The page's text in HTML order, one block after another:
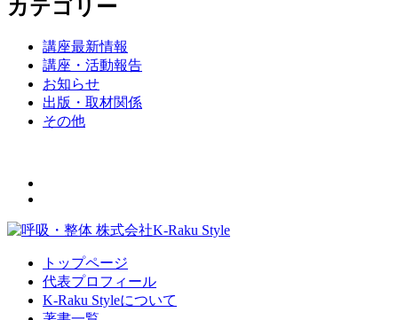
カテゴリー
講座最新情報
講座・活動報告
お知らせ
出版・取材関係
その他
トップページ
代表プロフィール
K-Raku Styleについて